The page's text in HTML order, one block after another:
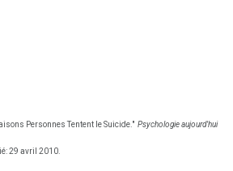
Personnes Tentent le Suicide." Psychologie aujourd'hui
29 avril 2010.